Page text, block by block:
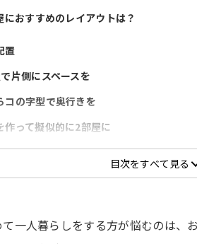
おすすめのレイアウトは？
置
片側にスペースを
コの字型で奥行きを
作って擬似的に2部屋に
でも広く！大型家具の選び方
ビボード）
目次をすべて見る
一人暮らしをする方が悩むのは、